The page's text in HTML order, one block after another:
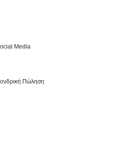
Media
Πώληση